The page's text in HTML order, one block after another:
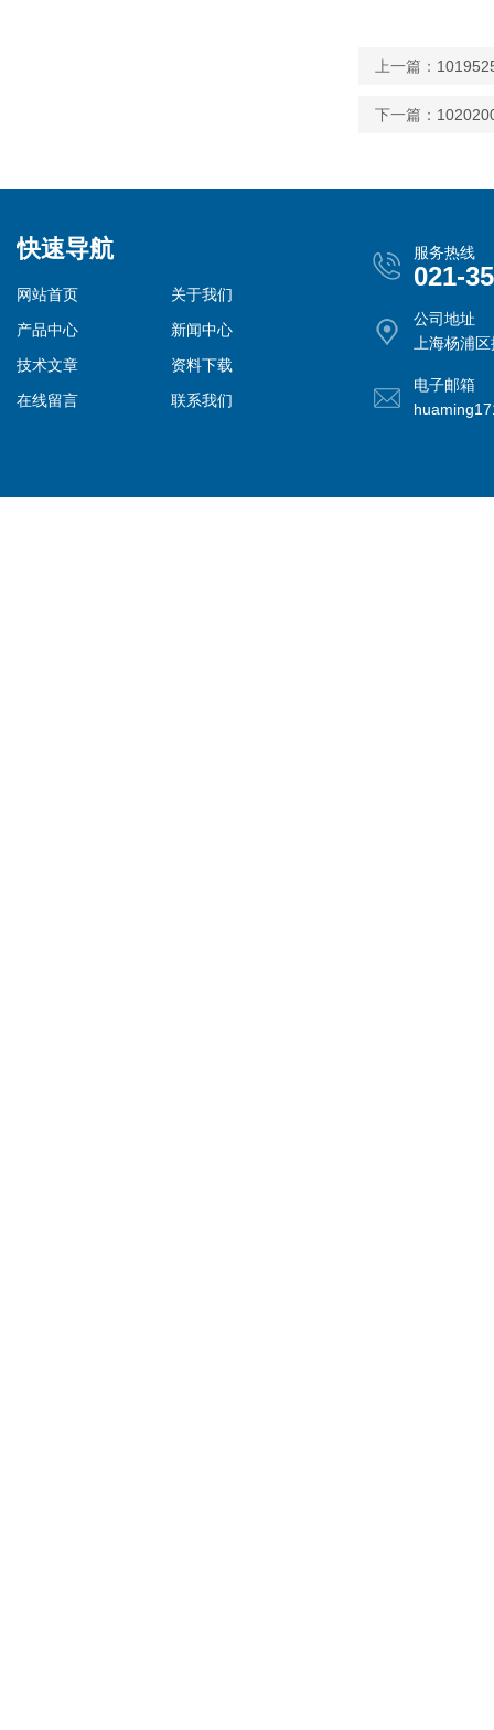
上一篇：
下一篇：
快速导航
网站首页
关于我们
产品中心
新闻中心
技术文章
资料下载
在线留言
联系我们
服务热线
021-
公司地址
上海杨浦
电子邮箱